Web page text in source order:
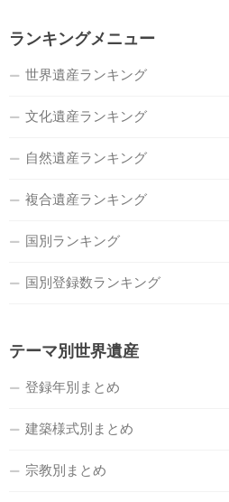
ランキングメニュー
世界遺産ランキング
文化遺産ランキング
自然遺産ランキング
複合遺産ランキング
国別ランキング
国別登録数ランキング
テーマ別世界遺産
登録年別まとめ
建築様式別まとめ
宗教別まとめ